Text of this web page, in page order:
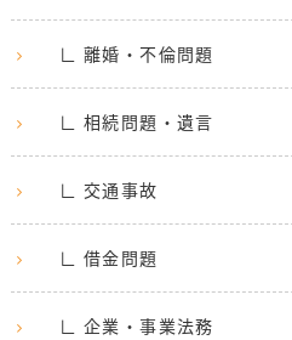
∟ 離婚・不倫問題
∟ 相続問題・遺言
∟ 交通事故
∟ 借金問題
∟ 企業・事業法務